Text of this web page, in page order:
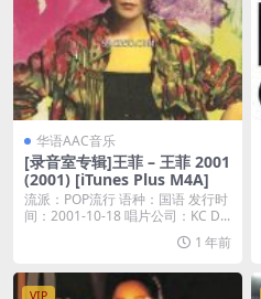
华语AAC音乐
[录音室专辑]王菲 – 王菲 2001
(2001) [iTunes Plus M4A]
流派：POP流行 语种：国语 发行时
间：2001-10-18 唱片公司：KC D...
1 年前
VIP